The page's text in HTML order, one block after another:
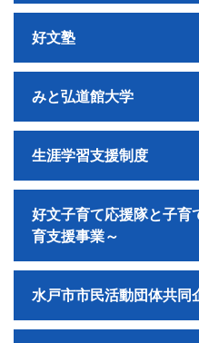
好文塾
みと弘道館大学
生涯学習支援制度
好文子育て応援隊と子育
育支援事業～
水戸市市民活動団体共同